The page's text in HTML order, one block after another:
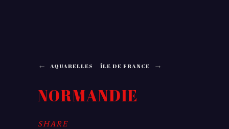
← AQUARELLES ÎLE DE FRANCE →
NORMANDIE
SHARE